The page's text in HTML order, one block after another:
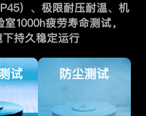
）、极限耐压耐温、机
1000h疲劳寿命测试，
持久稳定运行
试 防尘测试